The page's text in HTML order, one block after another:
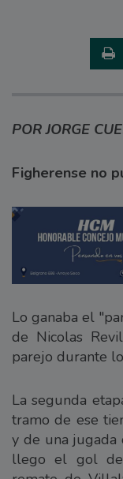
POR JORGE
Figherense no
Lo ganaba el
de Nicolas
parejo durante
La segunda
tramo de ese
y de una jugada
llego el gol de